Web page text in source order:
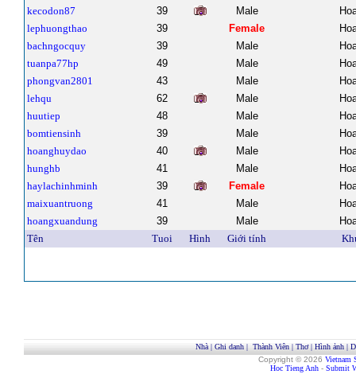
kecodon87
39 Male
lephuongthao
39 Female
bachngocquy
39 Male
tuanpa77hp
49 Male
phongvan2801
43 Male
lehqu
62 Male
huutiep
48 Male
bomtiensinh
39 Male
hoanghuydao
40 Male
hunghb
41 Male
haylachinhminh
39 Female
maixuantruong
41 Male
hoangxuandung
39 Male
Tên
Tuoi Hình Giới tính
Nhà| Ghi danh| Thành Viên| Thơ| Hình ảnh|
Copyright © 2026 Vietnam
Hoc Tieng Anh - Submit